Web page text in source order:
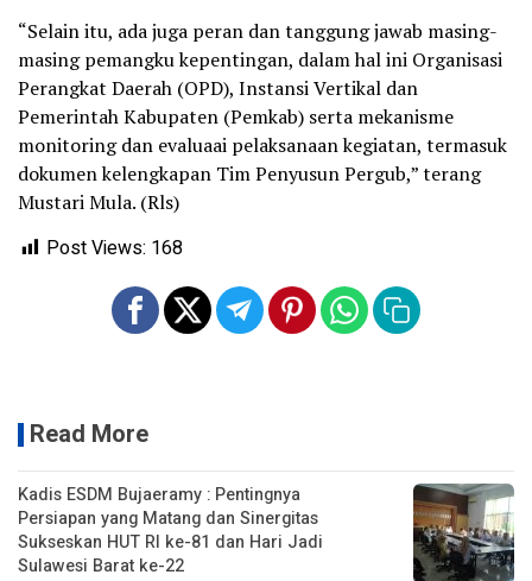
“Selain itu, ada juga peran dan tanggung jawab masing-
masing pemangku kepentingan, dalam hal ini Organisasi
Perangkat Daerah (OPD), Instansi Vertikal dan
Pemerintah Kabupaten (Pemkab) serta mekanisme
monitoring dan evaluaai pelaksanaan kegiatan, termasuk
dokumen kelengkapan Tim Penyusun Pergub,” terang
Mustari Mula. (Rls)
Post Views: 168
Read More
Kadis ESDM Bujaeramy : Pentingnya
Persiapan yang Matang dan Sinergitas
Sukseskan HUT RI ke-81 dan Hari Jadi
Sulawesi Barat ke-22